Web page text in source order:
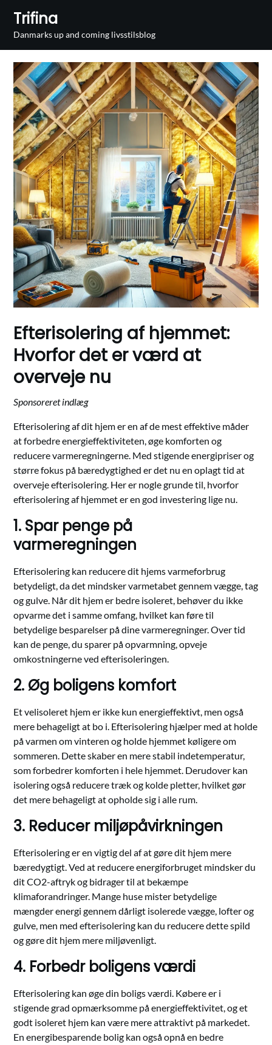
content
Trifina
Danmarks up and coming livsstilsblog
Efterisolering af hjemmet:
Hvorfor det er værd at
overveje nu
Efterisolering af dit hjem er en af de mest effektive måder
at forbedre energieffektiviteten, øge komforten og
reducere varmeregningerne. Med stigende energipriser og
større fokus på bæredygtighed er det nu en oplagt tid at
overveje efterisolering. Her er nogle grunde til, hvorfor
efterisolering af hjemmet er en god investering lige nu.
1. Spar penge på
varmeregningen
Efterisolering kan reducere dit hjems varmeforbrug
betydeligt, da det mindsker varmetabet gennem vægge, tag
og gulve. Når dit hjem er bedre isoleret, behøver du ikke
opvarme det i samme omfang, hvilket kan føre til
betydelige besparelser på dine varmeregninger. Over tid
kan de penge, du sparer på opvarmning, opveje
omkostningerne ved efterisoleringen.
2. Øg boligens komfort
Et velisoleret hjem er ikke kun energieffektivt, men også
mere behageligt at bo i. Efterisolering hjælper med at holde
på varmen om vinteren og holde hjemmet køligere om
sommeren. Dette skaber en mere stabil indetemperatur,
som forbedrer komforten i hele hjemmet. Derudover kan
isolering også reducere træk og kolde pletter, hvilket gør
det mere behageligt at opholde sig i alle rum.
3. Reducer miljøpåvirkningen
Efterisolering er en vigtig del af at gøre dit hjem mere
bæredygtigt. Ved at reducere energiforbruget mindsker du
dit CO2-aftryk og bidrager til at bekæmpe
klimaforandringer. Mange huse mister betydelige
mængder energi gennem dårligt isolerede vægge, lofter og
gulve, men med efterisolering kan du reducere dette spild
og gøre dit hjem mere miljøvenligt.
4. Forbedr boligens værdi
Efterisolering kan øge din boligs værdi. Købere er i
stigende grad opmærksomme på energieffektivitet, og et
godt isoleret hjem kan være mere attraktivt på markedet.
En energibesparende bolig kan også opnå en bedre